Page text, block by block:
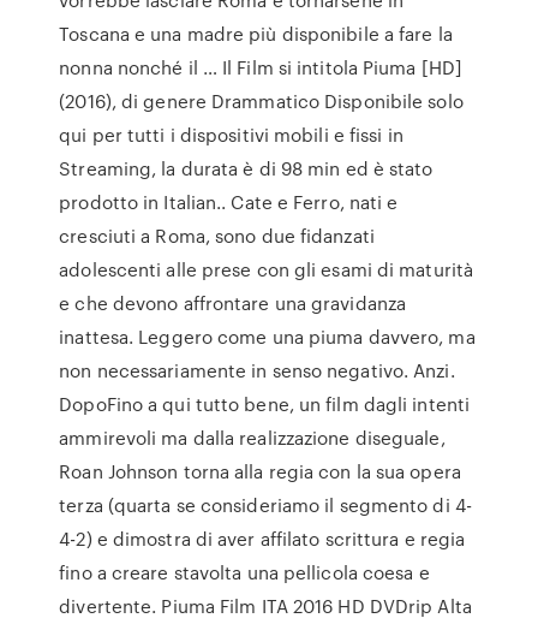
Toscana e una madre più disponibile a fare la
nonna nonché il … Il Film si intitola Piuma [HD]
(2016), di genere Drammatico Disponibile solo
qui per tutti i dispositivi mobili e fissi in
Streaming, la durata è di 98 min ed è stato
prodotto in Italian.. Cate e Ferro, nati e
cresciuti a Roma, sono due fidanzati
adolescenti alle prese con gli esami di maturità
e che devono affrontare una gravidanza
inattesa. Leggero come una piuma davvero, ma
non necessariamente in senso negativo. Anzi.
DopoFino a qui tutto bene, un film dagli intenti
ammirevoli ma dalla realizzazione diseguale,
Roan Johnson torna alla regia con la sua opera
terza (quarta se consideriamo il segmento di 4-
4-2) e dimostra di aver affilato scrittura e regia
fino a creare stavolta una pellicola coesa e
divertente. Piuma Film ITA 2016 HD DVDrip Alta